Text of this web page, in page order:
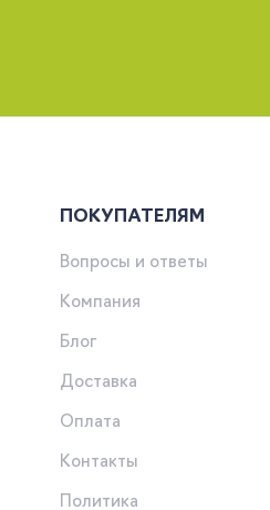
ПОКУПАТЕЛЯМ
Вопросы и ответы
Компания
Блог
Доставка
Оплата
Контакты
Политика